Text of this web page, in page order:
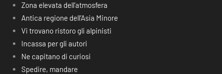
Zona elevata dell’atmosfera
Antica regione dell’Asia Minore
Vi trovano ristoro gli alpinisti
Incassa per gli autori
Ne capitano di curiosi
Spedire, mandare